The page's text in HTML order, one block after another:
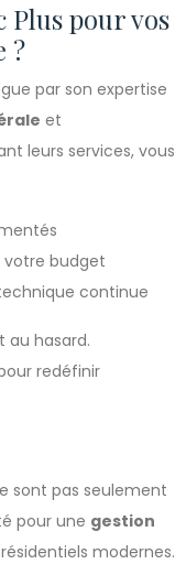
Plus pour vos
?
par son expertise
et
leurs services, vous
votre budget
continue
au hasard.
redéfinir
sont pas seulement
pour une gestion
modernes.